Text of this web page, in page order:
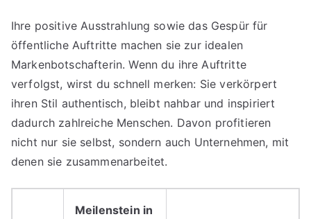
Ihre positive Ausstrahlung sowie das Gespür für
öffentliche Auftritte machen sie zur idealen
Markenbotschafterin. Wenn du ihre Auftritte
verfolgst, wirst du schnell merken: Sie verkörpert
ihren Stil authentisch, bleibt nahbar und inspiriert
dadurch zahlreiche Menschen. Davon profitieren
nicht nur sie selbst, sondern auch Unternehmen, mit
denen sie zusammenarbeitet.
Meilenstein in